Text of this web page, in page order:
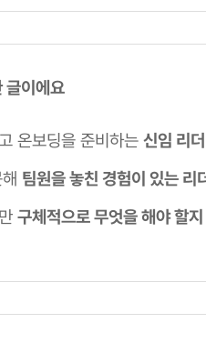
글이에요
온보딩을 준비하는 신임 리더
팀원을 놓친 경험이 있는 리
구체적으로 무엇을 해야 할